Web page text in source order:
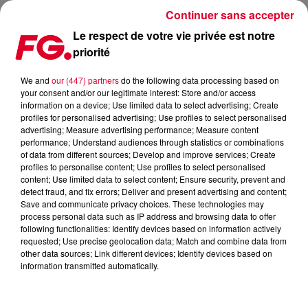
FG MIX DANCE : ROBIN SCHULZ
Le respect de votre vie privée est notre
priorité
We and our (447) partnersdo the following data processing based on
your consent and/or our legitimate interest: Store and/or access
information on a device; Use limited data to select advertising; Create
profiles for personalised advertising; Use profiles to select personalised
advertising; Measure advertising performance; Measure content
performance; Understand audiences through statistics or combinations
of data from different sources; Develop and improve services; Create
profiles to personalise content; Use profiles to select personalised
content; Use limited data to select content; Ensure security, prevent and
detect fraud, and fix errors; Deliver and present advertising and content;
Save and communicate privacy choices. These technologies may
process personal data such as IP address and browsing data to offer
following functionalities: Identify devices based on information actively
requested; Use precise geolocation data; Match and combine data from
other data sources; Link different devices; Identify devices based on
information transmitted automatically.
Continuer sans accepter